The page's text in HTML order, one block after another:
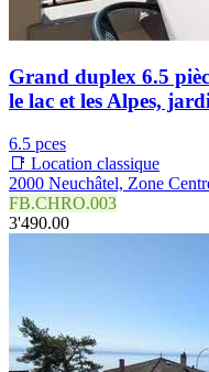
Grand duplex 6.5
le lac et les Alpes,
6.5 pces
📑 Location classique
2000 Neuchâtel, Zone
FB.CHRO.003
3'490.00